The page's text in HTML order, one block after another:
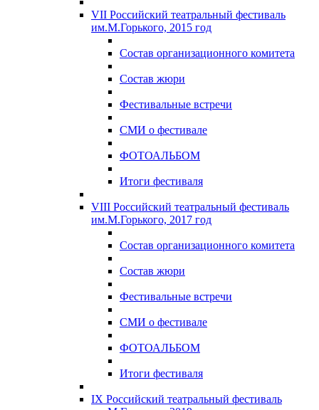
VII Российский театральный фестиваль
им.М.Горького, 2015 год
Состав организационного комитета
Состав жюри
Фестивальные встречи
СМИ о фестивале
ФОТОАЛЬБОМ
Итоги фестиваля
VIII Российский театральный фестиваль
им.М.Горького, 2017 год
Состав организационного комитета
Состав жюри
Фестивальные встречи
СМИ о фестивале
ФОТОАЛЬБОМ
Итоги фестиваля
IX Российский театральный фестиваль